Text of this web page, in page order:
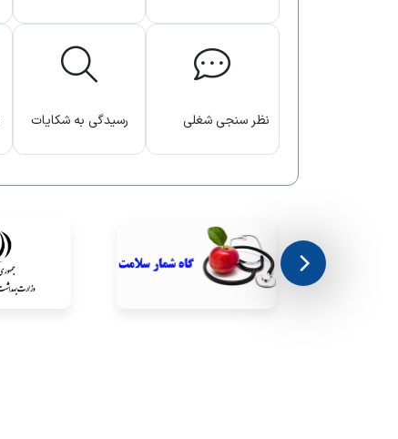
نظر سنجی شغلی
رسیدگی به شکایات